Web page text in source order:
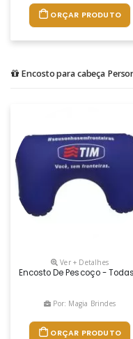
ORÇAR PRODUTO
Encosto para cabeça
Ver + Detalhes
Encosto De Pescoço -
Por: Magia Brindes
ORÇAR PRODUTO